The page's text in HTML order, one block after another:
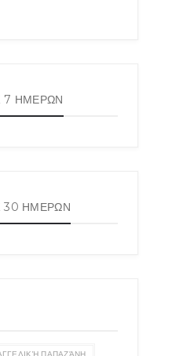
7 ΗΜΕΡΩΝ
30 ΗΜΕΡΩΝ